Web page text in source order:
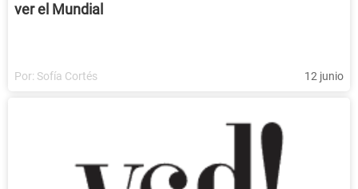
ver el Mundial
Por: Sofía Cortés 12 junio